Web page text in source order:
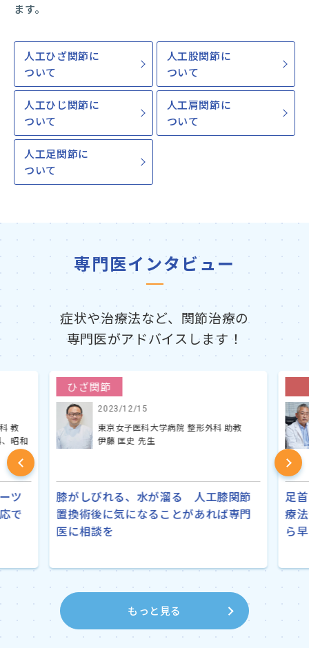
人工ひざ関節に
ついて
人工股関節に
ついて
人工ひじ関節に
ついて
人工肩関節に
ついて
人工足関節に
ついて
ます。
専門医インタビュー
症状や治療法など、関節治療の
専門医がアドバイスします！
Previ
ous
教
昭和
ツ
で
ひざ関節
2023/12/15
東京女子医科大学病院 整形外科 助教
伊藤 匡史 先生
膝がしびれる、水が溜る 人工膝関節
置換術後に気になることがあれば専門
医に相談を
足
療
ら
Next
もっと見る